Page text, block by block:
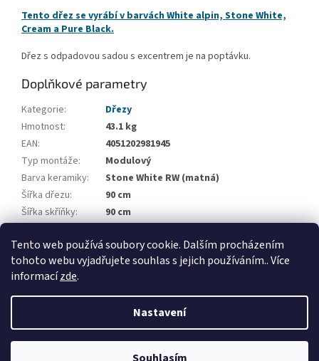
Tento web používá soubory cookie. Dalším procházením
tohoto webu vyjadřujete souhlas s jejich používáním.. Více
informacízde.
Nastavení
Tento dřez se vyrábí v barvách White alpin, Stone White,
Cream a Pure Black.
Dřez s odpadovou sadou s excentrem je na poptávku.
Doplňkové parametry
Kategorie:
Dřezy
Hmotnost:
43.1 kg
EAN:
4051202981945
Typ montáže:
Modulový
Barva keramiky:
Stone White RW (matná)
Šířka dřezu:
90 cm
Šířka skříňky:
90 cm
Odkapová plocha: Bez odkapové plochy
Vytvořil Shoptet